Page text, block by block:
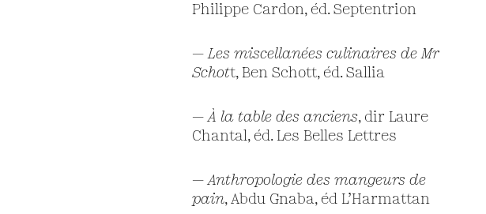
Philippe Cardon, éd. Septentrion
—Les miscellanées culinaires de Mr
Schott, Ben Schott, éd. Sallia
—À la table des anciens, dir Laure
Chantal, éd. Les Belles Lettres
—Anthropologie des mangeurs de
pain, Abdu Gnaba, éd L’Harmattan